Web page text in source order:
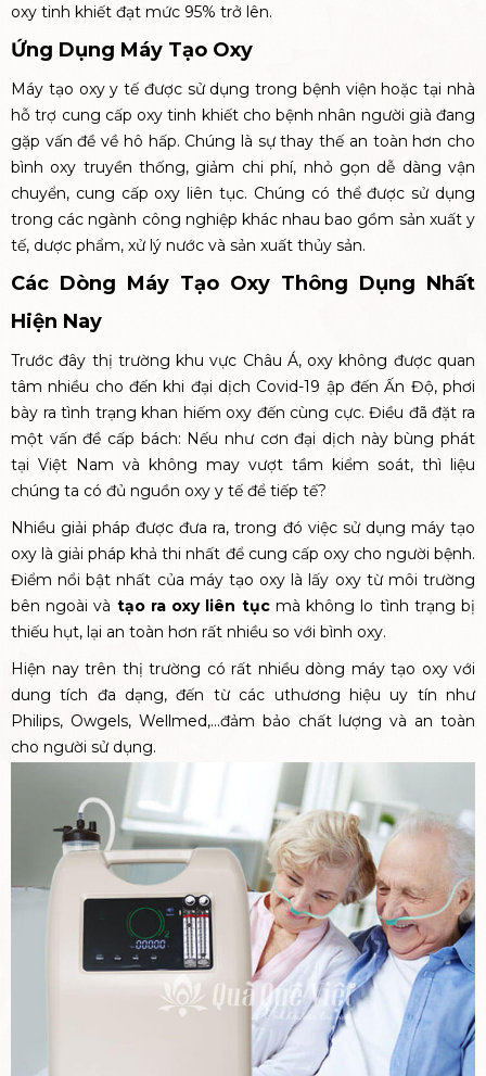
oxy tinh khiết đạt mức 95% trở lên.
Ứng Dụng Máy Tạo Oxy
Máy tạo oxy y tế được sử dụng trong bệnh viện hoặc tại nhà
hỗ trợ cung cấp oxy tinh khiết cho bệnh nhân người già đang
gặp vấn đề về hô hấp. Chúng là sự thay thế an toàn hơn cho
bình oxy truyền thống, giảm chi phí, nhỏ gọn dễ dàng vận
chuyển, cung cấp oxy liên tục. Chúng có thể được sử dụng
trong các ngành công nghiệp khác nhau bao gồm sản xuất y
tế, dược phẩm, xử lý nước và sản xuất thủy sản.
Các Dòng Máy Tạo Oxy Thông Dụng Nhất
Hiện Nay
Trước đây thị trường khu vực Châu Á, oxy không được quan
tâm nhiều cho đến khi đại dịch Covid-19 ập đến Ấn Độ, phơi
bày ra tình trạng khan hiếm oxy đến cùng cực. Điều đã đặt ra
một vấn đề cấp bách: Nếu như cơn đại dịch này bùng phát
tại Việt Nam và không may vượt tầm kiểm soát, thì liệu
chúng ta có đủ nguồn oxy y tế để tiếp tế?
Nhiều giải pháp được đưa ra, trong đó việc sử dụng máy tạo
oxy là giải pháp khả thi nhất để cung cấp oxy cho người bệnh.
Điểm nổi bật nhất của máy tạo oxy là lấy oxy từ môi trường
bên ngoài và tạo ra oxy liên tụcmà không lo tình trạng bị
thiếu hụt, lại an toàn hơn rất nhiều so với bình oxy.
Hiện nay trên thị trường có rất nhiều dòng máy tạo oxy với
dung tích đa dạng, đến từ các uthương hiệu uy tín như
Philips, Owgels, Wellmed,...đảm bảo chất lượng và an toàn
cho người sử dụng.